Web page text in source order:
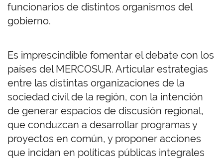
funcionarios de distintos organismos del
gobierno.
Es imprescindible fomentar el debate con los
países del MERCOSUR. Articular estrategias
entre las distintas organizaciones de la
sociedad civil de la región, con la intención
de generar espacios de discusión regional,
que conduzcan a desarrollar programas y
proyectos en común, y proponer acciones
que incidan en políticas públicas integrales